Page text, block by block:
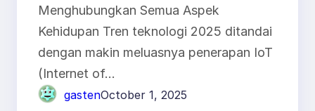
Menghubungkan Semua Aspek
Kehidupan Tren teknologi 2025 ditandai
dengan makin meluasnya penerapan IoT
(Internet of…
gastenOctober 1, 2025